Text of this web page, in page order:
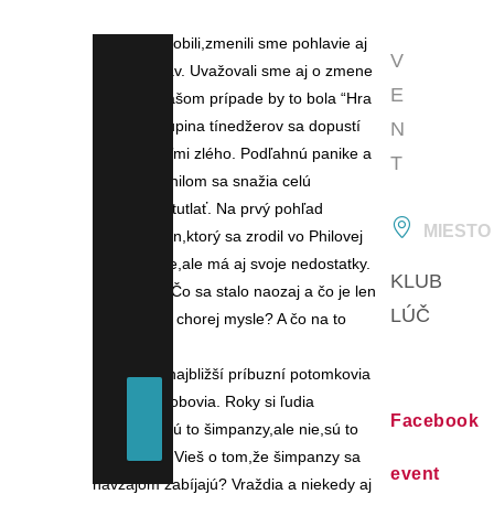
text prispôsobili,zmenili sme pohlavie aj
počet postáv. Uvažovali sme aj o zmene
názvu. V našom prípade by to bola “Hra
O sud”. Skupina tínedžerov sa dopustí
niečoho veľmi zlého. Podľahnú panike a
na čele s Philom sa snažia celú
záležitosť ututlať. Na prvý pohľad
výborný plán,ktorý sa zrodil vo Philovej
chorej hlave,ale má aj svoje nedostatky.
Alebo nie? Čo sa stalo naozaj a čo je len
výplod jeho chorej mysle? A čo na to
Lea : Naši najbližší príbuzní potomkovia
sú vraj bonobovia. Roky si ľudia
mysleli,že sú to šimpanzy,ale nie,sú to
bonobovia. Vieš o tom,že šimpanzy sa
navzájom zabíjajú? Vraždia a niekedy aj
V
E
N
T
MIESTO
KLUB
LÚČ
Facebook
event